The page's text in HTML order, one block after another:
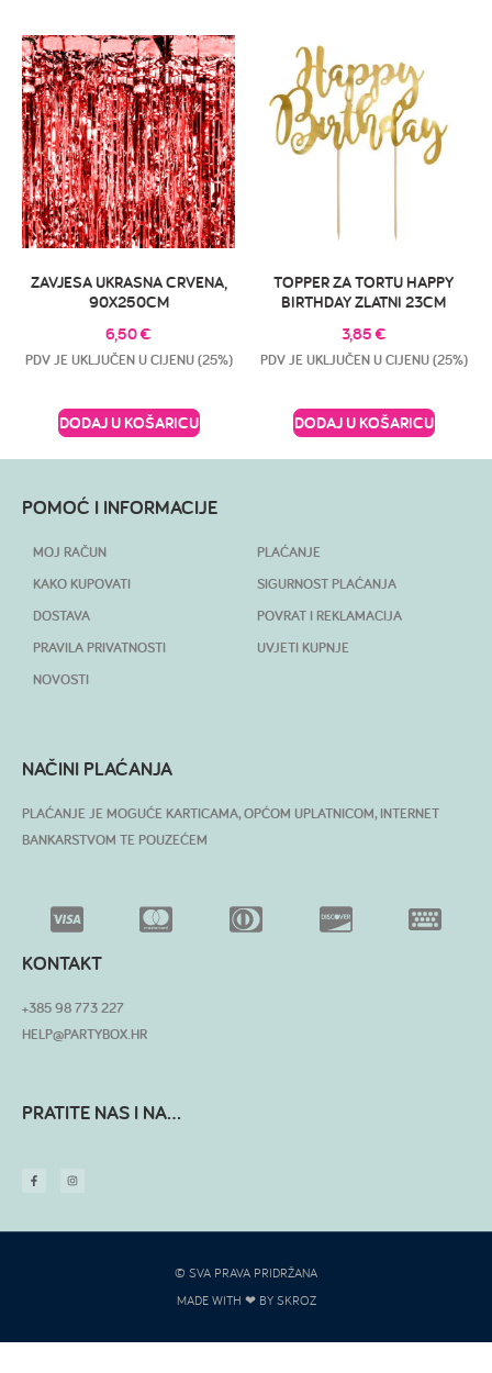
ZAVJESA UKRASNA CRVENA,
90X250CM
6,50€
PDV JE UKLJUČEN U CIJENU (25%)
DODAJ U KOŠARICU
TOPPER ZA TORTU HAPPY
BIRTHDAY ZLATNI 23CM
3,85 €
PDV JE UKLJUČEN U CIJENU (25%)
DODAJ U KOŠARICU
POMOĆ I INFORMACIJE
MOJ RAČUN
KAKO KUPOVATI
DOSTAVA
PRAVILA PRIVATNOSTI
NOVOSTI
PLAĆANJE
SIGURNOST PLAĆANJA
POVRAT I REKLAMACIJA
UVJETI KUPNJE
NAČINI PLAĆANJA
PLAĆANJE JE MOGUĆE KARTICAMA, OPĆOM UPLATNICOM, INTERNET
BANKARSTVOM TE POUZEĆEM
KONTAKT
+385 98 773 227
HELP@PARTYBOX.HR
PRATITE NAS I NA...
© SVA PRAVA PRIDRŽANA
MADE WITH ❤ BY SKROZ